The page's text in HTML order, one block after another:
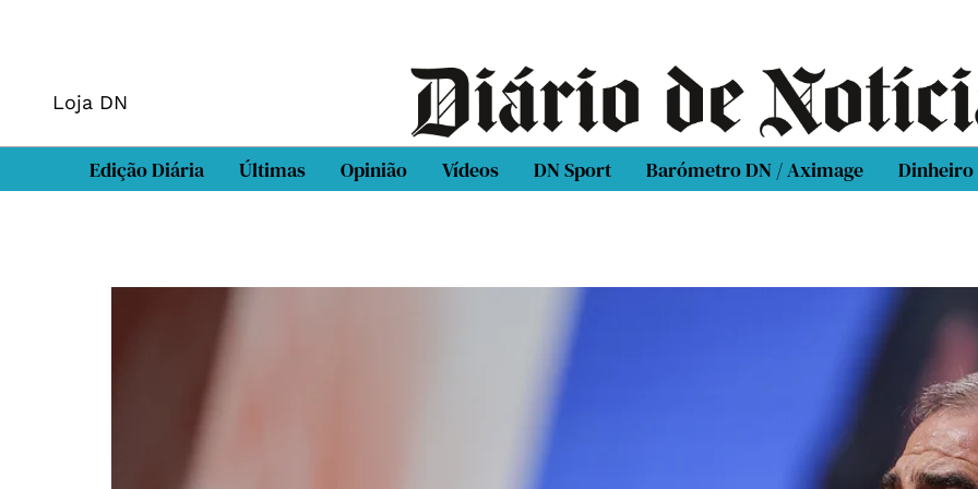
Loja DN
Edição Diária Últimas Opinião Vídeos DN Sport Barómetro DN / Aximage Dinheiro